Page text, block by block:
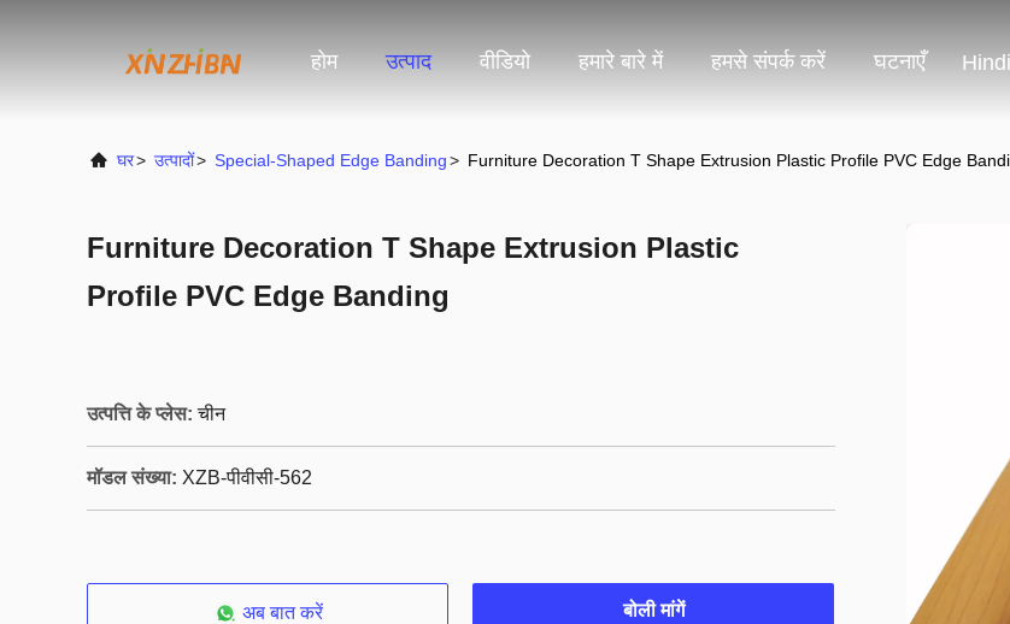
होम उत्पाद वीडियो हमारे बारे में हमसे संपर्क करें घटनाएँ Hindi
घर> उत्पादों> Special-Shaped Edge Banding> Furniture Decoration T Shape Extrusion Plastic Profile PVC Edge
Furniture Decoration T Shape Extrusion Plastic
Profile PVC Edge Banding
उत्पत्ति के प्लेस: चीन
मॉडल संख्या: XZB-पीवीसी-562
अब बात करें बोली मांगें